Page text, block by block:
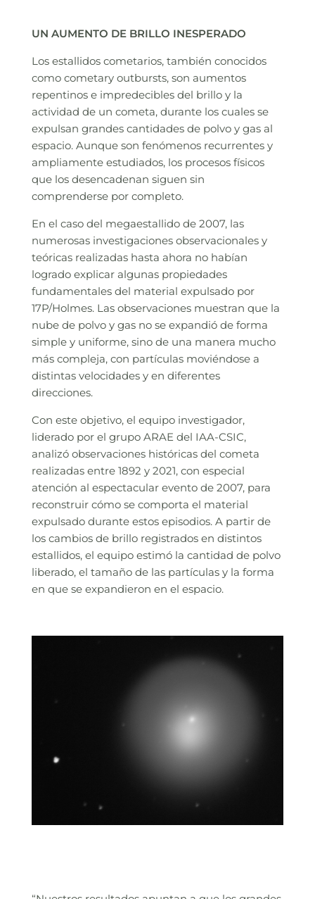
UN AUMENTO DE BRILLO INESPERADO
Los estallidos cometarios, también conocidos
como cometary outbursts, son aumentos
repentinos e impredecibles del brillo y la
actividad de un cometa, durante los cuales se
expulsan grandes cantidades de polvo y gas al
espacio. Aunque son fenómenos recurrentes y
ampliamente estudiados, los procesos físicos
que los desencadenan siguen sin
comprenderse por completo.
En el caso del megaestallido de 2007, las
numerosas investigaciones observacionales y
teóricas realizadas hasta ahora no habían
logrado explicar algunas propiedades
fundamentales del material expulsado por
17P/Holmes. Las observaciones muestran que la
nube de polvo y gas no se expandió de forma
simple y uniforme, sino de una manera mucho
más compleja, con partículas moviéndose a
distintas velocidades y en diferentes
direcciones.
Con este objetivo, el equipo investigador,
liderado por el grupo ARAE del IAA-CSIC,
analizó observaciones históricas del cometa
realizadas entre 1892 y 2021, con especial
atención al espectacular evento de 2007, para
reconstruir cómo se comporta el material
expulsado durante estos episodios. A partir de
los cambios de brillo registrados en distintos
estallidos, el equipo estimó la cantidad de polvo
liberado, el tamaño de las partículas y la forma
en que se expandieron en el espacio.